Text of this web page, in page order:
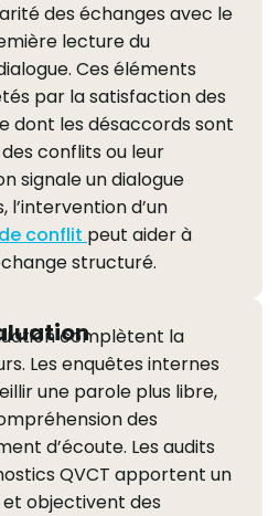
des échanges avec le
lecture du
Ces éléments
par la satisfaction des
dont les désaccords sont
conflits ou leur
signale un dialogue
l’intervention d’un
conflit peut aider à
structuré.
complètent la
Les enquêtes internes
une parole plus libre,
des
d’écoute. Les audits
QVCT apportent un
objectivent des